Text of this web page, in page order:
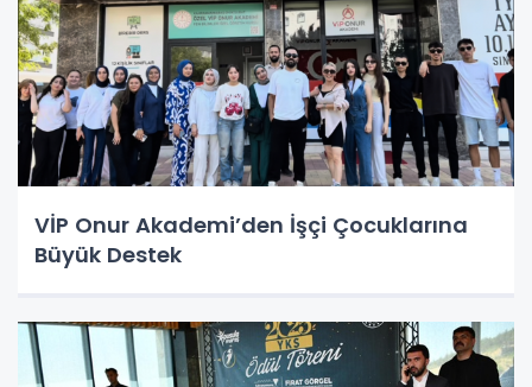
VİP Onur Akademi’den İşçi Çocuklarına
Büyük Destek